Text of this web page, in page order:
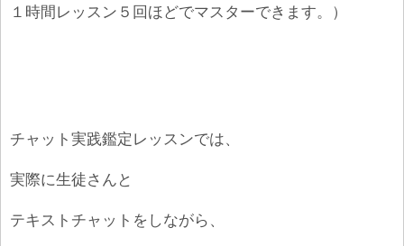
１時間レッスン５回ほどでマスターできます。）
チャット実践鑑定レッスンでは、
実際に生徒さんと
テキストチャットをしながら、